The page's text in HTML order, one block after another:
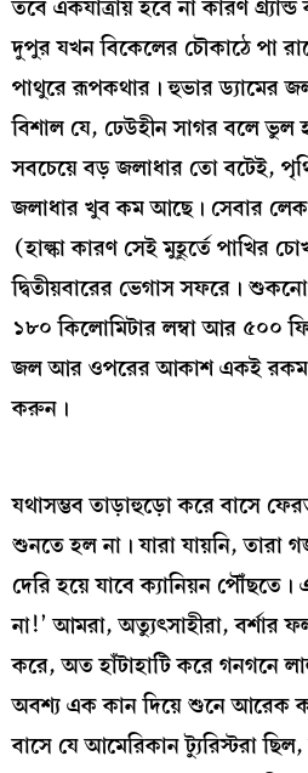
তবে একযাত্রায় হবে না কারণ
দুপুর যখন বিকেলের চৌকাঠে পা
পাথুরে রূপকথার। হুভার ড্যামের
বিশাল যে, ঢেউহীন সাগর বলে ভুল
সবচেয়ে বড় জলাধার তো বটেই,
জলাধার খুব কম আছে। সেবার লেক
(হাল্কা কারণ সেই মুহূর্তে পাখির
দ্বিতীয়বারের ভেগাস সফরে।
১৮০ কিলোমিটার লম্বা আর ৫০০
জল আর ওপরের আকাশ একই রকম
করুন।
যথাসম্ভব তাড়াহুড়ো করে বাসে
শুনতে হল না। যারা যায়নি,
দেরি হয়ে যাবে ক্যানিয়ন
না!’ আমরা, অত্যুৎসাহীরা, বর্শার
করে, অত হাঁটাহাটি করে গনগনে
অবশ্য এক কান দিয়ে শুনে আরেক
বাসে যে আমেরিকান ট্যুরিস্টরা